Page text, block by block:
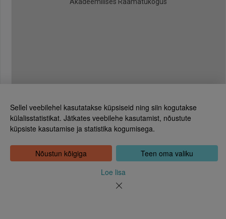
Eesti Rahvusraamatukogu
Kontakt: 6307 100
dea@rara.ee
Tutvustus
Teen oma valiku
Nõustun kõigiga
Loe lisa
Sellel veebilehel kasutatakse küpsiseid ning siin kogutakse
külalisstatistikat. Jätkates veebilehe kasutamist, nõustute
küpsiste kasutamise ja statistika kogumisega.